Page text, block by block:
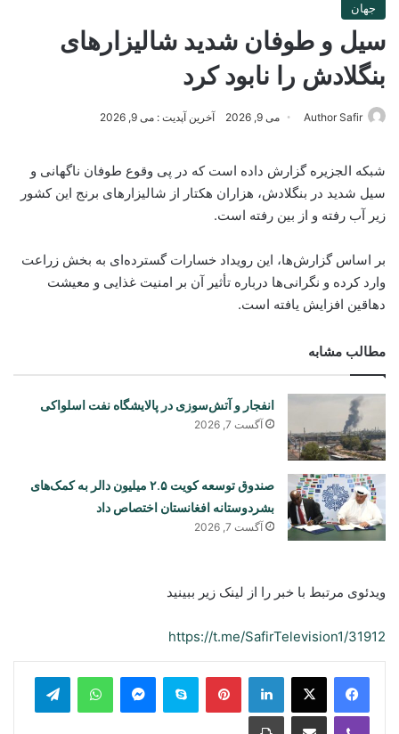
جهان
سیل و طوفان شدید شالیزارهای
بنگلادش را نابود کرد
Author Safir می 9, 2026 آخرین آپدیت : می 9, 2026
شبکه الجزیره گزارش داده است که در پی وقوع طوفان ناگهانی و
سیل شدید در بنگلادش، هزاران هکتار از شالیزارهای برنج این کشور
زیر آب رفته و از بین رفته است.
بر اساس گزارش‌ها، این رویداد خسارات گسترده‌ای به بخش زراعت
وارد کرده و نگرانی‌ها درباره تأثیر آن بر امنیت غذایی و معیشت
دهاقین افزایش یافته است.
مطالب مشابه
انفجار و آتش‌سوزی در پالایشگاه نفت اسلواکی
آگست 7, 2026
صندوق توسعه کویت ۲.۵ میلیون دالر به کمک‌های
بشردوستانه افغانستان اختصاص داد
آگست 7, 2026
ویدئوی مرتبط با خبر را از لینک زیر ببینید
https://t.me/SafirTelevision1/31912
LinkedIn
Pinterest
Skype
Messenger
WhatsApp
Viber
Share via Email
Print